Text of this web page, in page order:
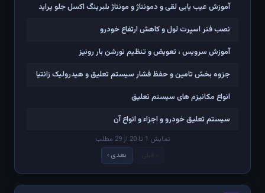
آموزش عیب یابی لقی و دمونتاژ و مونتاژ بلبرینگ اکسل جلو پراید
نصب فنر اسپرت لول و کاهش ارتفاع خودرو
آموزش سرویس ، تعویض و تنظیم تورشن بار رونیز
جزوه بخش تامین و حفظ فشار سیستم تعلیق و هیدرولیک زانتیا
انواع مکانیزم های سیستم تعلیق
سیستم تعلیق خودرو و اجزاء و انواع آن
نمایش 1 تا 20 از 29 مطلب
بعدی ›